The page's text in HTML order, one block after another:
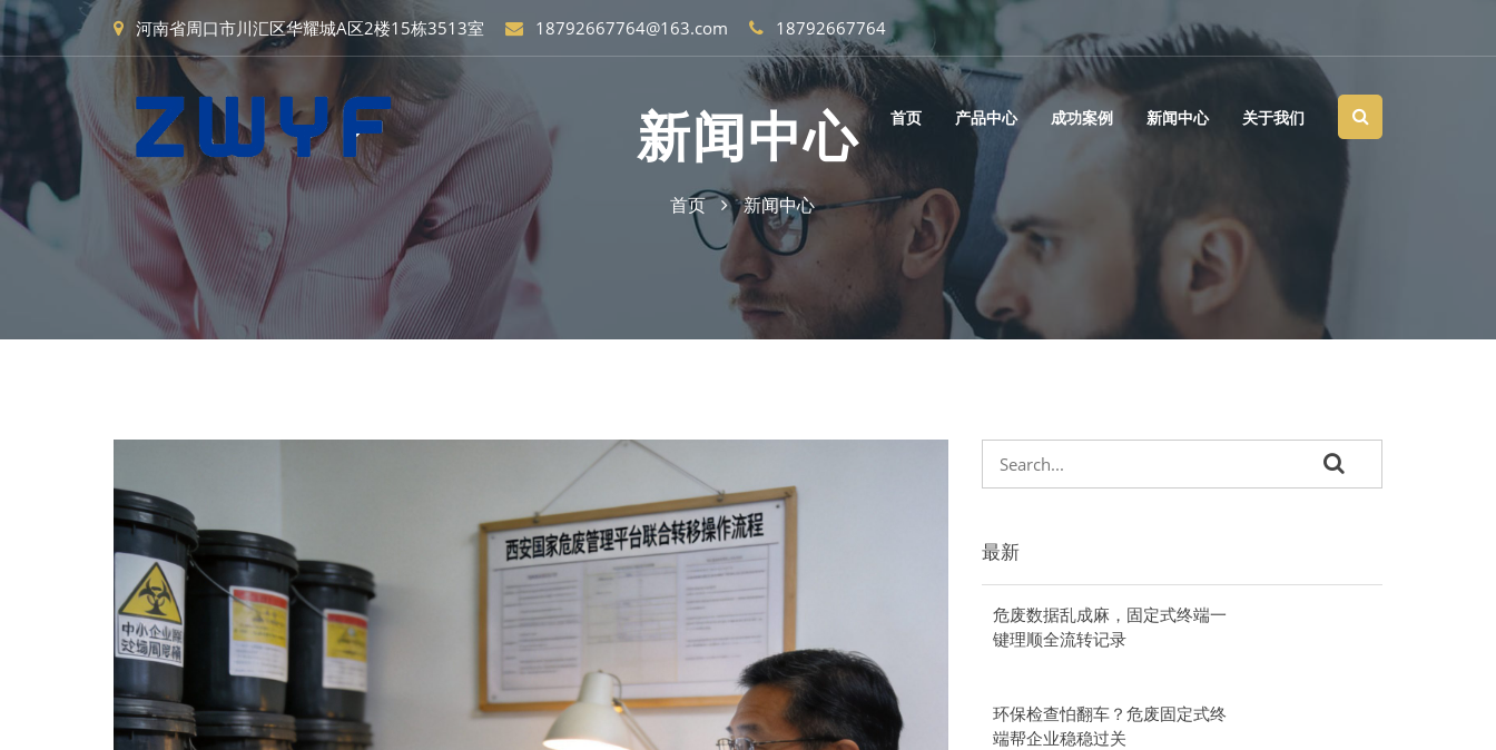
河南省周口市川汇区华耀城A区2楼15栋3513室 18792667764@163.com 18792667764
首页 产品中心 成功案例 新闻中心 关于我们
新闻中心
首页 新闻中心
最新
危废数据乱成麻，固定式终端一
键理顺全流转记录
环保检查怕翻车？危废固定式终
端帮企业稳稳过关